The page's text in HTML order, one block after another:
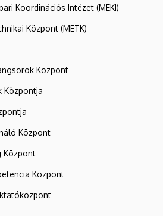
Koordinációs Intézet (MEKI)
Központ (METK)
Központ
Központja
Központ
Központ
Központ